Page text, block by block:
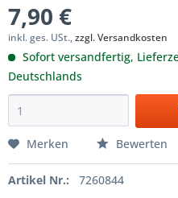
7,90 €
inkl. ges. USt.,zzgl. Versandkosten
Sofort versandfertig,
Deutschlands
Merken Bewerten
Artikel Nr.: 7260844